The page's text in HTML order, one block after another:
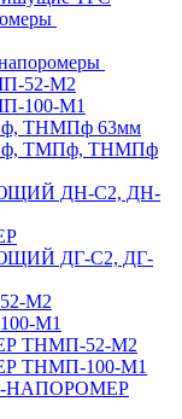
52-М2
100-М1
ТНМПф 63мм
ТМПф, ТНМПф
ДН-С2, ДН-
ДГ-С2, ДГ-
М2
М1
ТНМП-52-М2
ТНМП-100-М1